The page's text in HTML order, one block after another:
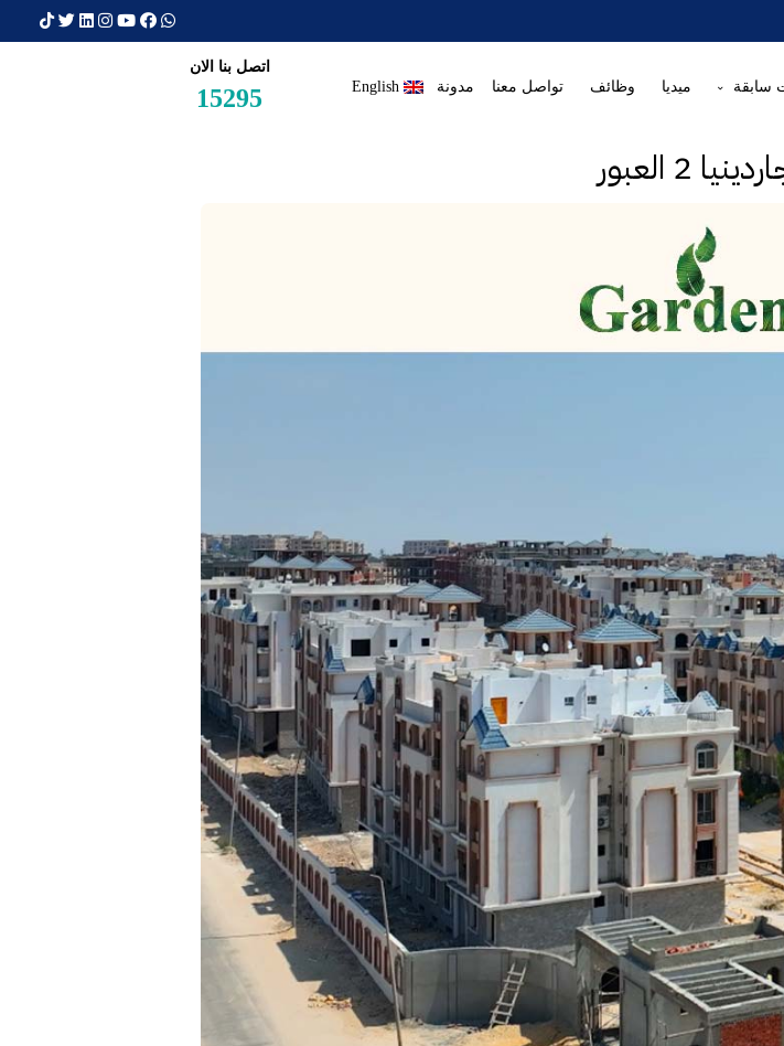
سابقة ميديا وظائف تواصل معنا مدونة English
اتصل بنا الان
15295
×
2 العبور